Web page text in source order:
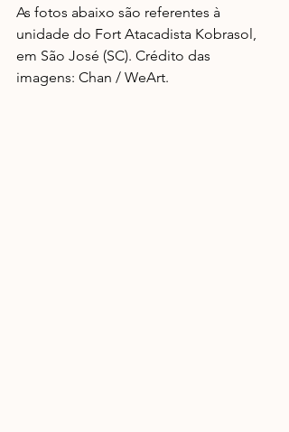
As fotos abaixo são referentes à
unidade do Fort Atacadista Kobrasol,
em São José (SC). Crédito das
imagens: Chan / WeArt.